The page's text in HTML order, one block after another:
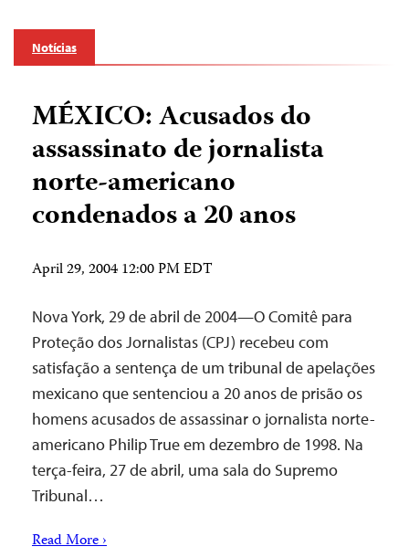
Notícias
MÉXICO: Acusados do
assassinato de jornalista
norte-americano
condenados a 20 anos
April 29, 2004 12:00 PM EDT
Nova York, 29 de abril de 2004—O Comitê para
Proteção dos Jornalistas (CPJ) recebeu com
satisfação a sentença de um tribunal de apelações
mexicano que sentenciou a 20 anos de prisão os
homens acusados de assassinar o jornalista norte-
americano Philip True em dezembro de 1998. Na
terça-feira, 27 de abril, uma sala do Supremo
Tribunal…
Read More ›